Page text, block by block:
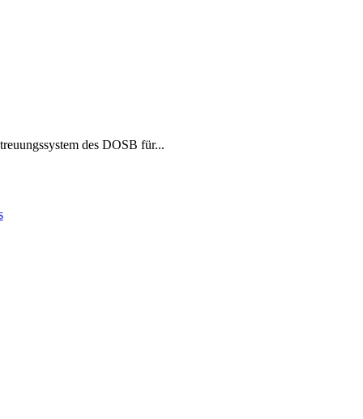
des DOSB für...